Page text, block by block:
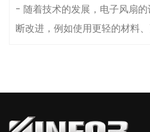
- 随着技术的发展，电子风扇
断改进，例如使用更轻的材料